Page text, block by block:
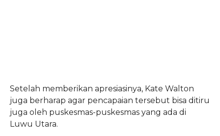
Setelah memberikan apresiasinya, Kate Walton
juga berharap agar pencapaian tersebut bisa ditiru
juga oleh puskesmas-puskesmas yang ada di
Luwu Utara.